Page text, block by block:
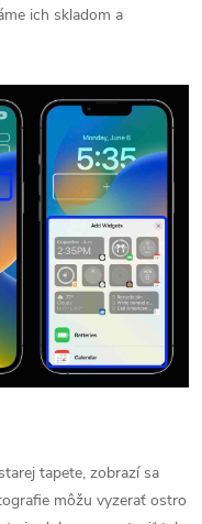
ich skladom a
tapete, zobrazí sa
môžu vyzerať ostro